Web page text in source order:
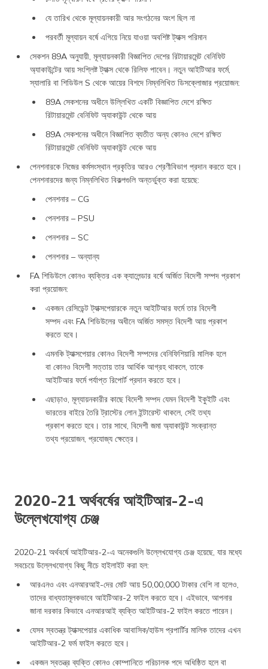
যে তারিখ থেকে মূল্যায়নকারী আর সংগঠনের অংশ ছিল না
পরবর্তী মূল্যায়ন বর্ষে এগিয়ে নিয়ে যাওয়া অবশিষ্ট ট্যাক্স পরিমান
সেকশন 89A অনুযায়ী, মূল্যায়নকারী বিজ্ঞাপিত দেশের রিটায়ারমেন্ট বেনিফিট
অ্যাকাউন্টের আয় সংশ্লিষ্ট ট্যাক্স থেকে রিলিফ পাবেন। নতুন আইটিআর ফর্মে,
স্যালারি বা শিডিউল S থেকে আয়ের বিশদে নিম্নলিখিত ডিসক্লোজার প্রয়োজন:
89A সেকশনের অধীনে উল্লিখিত একটি বিজ্ঞাপিত দেশে রক্ষিত
রিটায়ারমেন্ট বেনিফিট অ্যাকাউন্ট থেকে আয়
89A সেকশনের অধীনে বিজ্ঞাপিত ব্যতীত অন্য কোনও দেশে রক্ষিত
রিটায়ারমেন্ট বেনিফিট অ্যাকাউন্ট থেকে আয়
পেনশনারকে নিজের কর্মসংস্থান প্রকৃতির আরও শ্রেণীবিভাগ প্রদান করতে হবে।
পেনশনারদের জন্য নিম্নলিখিত বিকল্পগুলি অন্তর্ভুক্ত করা হয়েছে:
পেনশনার – CG
পেনশনার – PSU
পেনশনার – SC
পেনশনার – অন্যান্য
FA শিডিউলে কোনও ব্যক্তির এক ক্যালেন্ডার বর্ষে অর্জিত বিদেশী সম্পদ প্রকাশ
করা প্রয়োজন:
একজন রেসিডেন্ট ট্যাক্সপেয়ারকে নতুন আইটিআর ফর্মে তার বিদেশী
সম্পদ এবং FA শিডিউলের অধীনে অর্জিত সমস্ত বিদেশী আয় প্রকাশ
করতে হবে।
এমনকি ট্যাক্সপেয়ার কোনও বিদেশী সম্পদের বেনিফিশিয়ারি মালিক হলে
বা কোনও বিদেশী সত্তায় তার আর্থিক আগ্রহ থাকলে, তাকে
আইটিআর ফর্মে পর্যাপ্ত রিপোর্ট প্রদান করতে হবে।
এছাড়াও, মূল্যায়নকারীর কাছে বিদেশী সম্পদ যেমন বিদেশী ইকুইটি এবং
ভারতের বাইরে তৈরি ট্রাস্টের লোন ইন্টারেস্ট থাকলে, সেই তথ্য
প্রকাশ করতে হবে। তার সাথে, বিদেশী জমা অ্যাকাউন্ট সংক্রান্ত
তথ্য প্রয়োজন, প্রযোজ্য ক্ষেত্রে।
2020-21 অর্থবর্ষের আইটিআর-2-এ
উল্লেখযোগ্য চেঞ্জ
2020-21 অর্থবর্ষে আইটিআর-2-এ অনেকগুলি উল্লেখযোগ্য চেঞ্জ হয়েছে, যার মধ্যে
সবচেয়ে উল্লেখযোগ্য কিছু নীচে হাইলাইট করা হল:
আরএনও এবং এনআরআই-দের মোট আয় 50,00,000 টাকার বেশি না হলেও,
তাদের বাধ্যতামূলকভাবে আইটিআর-2 ফাইল করতে হবে। এইভাবে, আপনার
জানা দরকার কিভাবে এনআরআই ব্যক্তি আইটিআর-2 ফাইল করতে পারেন।
যেসব স্বতন্ত্র ট্যাক্সপেয়ার একাধিক আবাসিক/হাউস প্রপার্টির মালিক তাদের এখন
আইটিআর-2 ফর্ম ফাইল করতে হবে।
একজন স্বতন্ত্র ব্যক্তি কোনও কোম্পানিতে পরিচালক পদে অধিষ্ঠিত হলে বা